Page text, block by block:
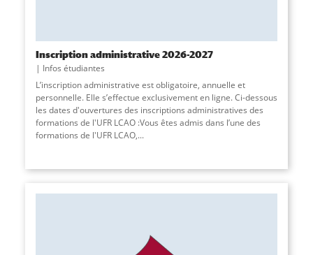
Inscription administrative 2026-2027
Infos étudiantes
L’inscription administrative est obligatoire, annuelle et
personnelle. Elle s’effectue exclusivement en ligne. Ci-dessous
les dates d'ouvertures des inscriptions administratives des
formations de l'UFR LCAO :Vous êtes admis dans l’une des
formations de l'UFR LCAO,...